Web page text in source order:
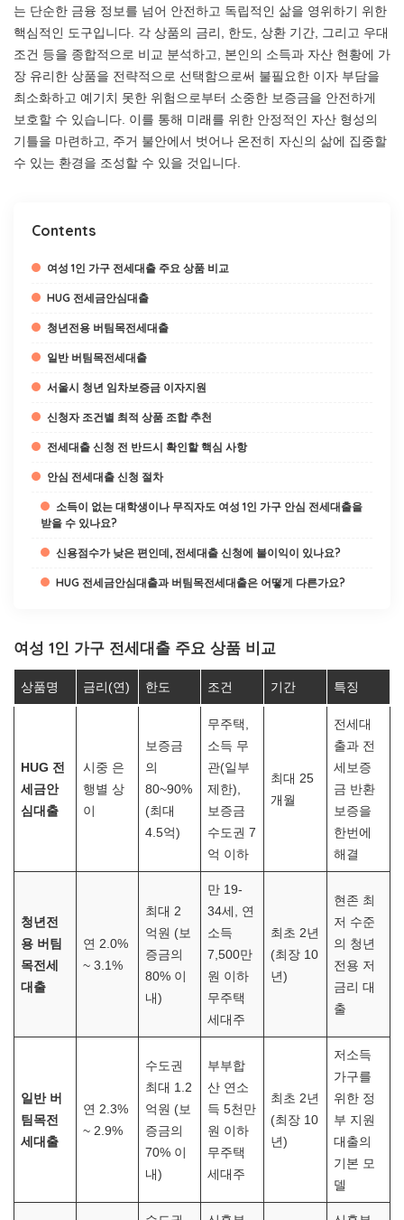
는 단순한 금융 정보를 넘어 안전하고 독립적인 삶을 영위하기 위한
핵심적인 도구입니다. 각 상품의 금리, 한도, 상환 기간, 그리고 우대
조건 등을 종합적으로 비교 분석하고, 본인의 소득과 자산 현황에 가
장 유리한 상품을 전략적으로 선택함으로써 불필요한 이자 부담을
최소화하고 예기치 못한 위험으로부터 소중한 보증금을 안전하게
보호할 수 있습니다. 이를 통해 미래를 위한 안정적인 자산 형성의
기틀을 마련하고, 주거 불안에서 벗어나 온전히 자신의 삶에 집중할
수 있는 환경을 조성할 수 있을 것입니다.
Contents
여성 1인 가구 전세대출 주요 상품 비교
HUG 전세금안심대출
청년전용 버팀목전세대출
일반 버팀목전세대출
서울시 청년 임차보증금 이자지원
신청자 조건별 최적 상품 조합 추천
전세대출 신청 전 반드시 확인할 핵심 사항
안심 전세대출 신청 절차
소득이 없는 대학생이나 무직자도 여성 1인 가구 안심 전세대출을
받을 수 있나요?
신용점수가 낮은 편인데, 전세대출 신청에 불이익이 있나요?
HUG 전세금안심대출과 버팀목전세대출은 어떻게 다른가요?
여성 1인 가구 전세대출 주요 상품 비교
상품명 금리(연) 한도 조건 기간 특징
HUG 전
세금안
심대출
시중 은
행별 상
이
보증금
의
80~90%
(최대
4.5억)
무주택,
소득 무
관(일부
제한),
보증금
수도권 7
억 이하
최대 25
개월
전세대
출과 전
세보증
금 반환
보증을
한번에
해결
청년전
용 버팀
목전세
대출
연 2.0%
~ 3.1%
최대 2
억원 (보
증금의
80% 이
내)
만 19-
34세, 연
소득
7,500만
원 이하
무주택
세대주
최초 2년
(최장 10
년)
현존 최
저 수준
의 청년
전용 저
금리 대
출
일반 버
팀목전
세대출
연 2.3%
~ 2.9%
수도권
최대 1.2
억원 (보
증금의
70% 이
내)
부부합
산 연소
득 5천만
원 이하
무주택
세대주
최초 2년
(최장 10
년)
저소득
가구를
위한 정
부 지원
대출의
기본 모
델